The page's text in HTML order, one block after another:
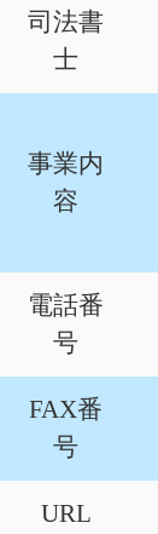
司法書
士
事業内
容
電話番
号
FAX番
号
URL